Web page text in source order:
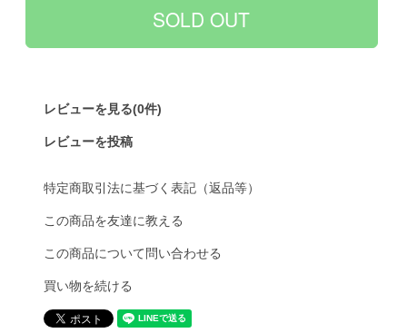
レビューを見る(0件)
レビューを投稿
特定商取引法に基づく表記（返品等）
この商品を友達に教える
この商品について問い合わせる
買い物を続ける